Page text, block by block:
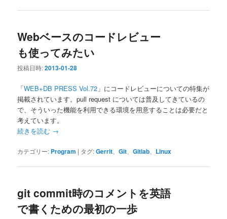
Webベースのコードレビュー
も使ってみたい
投稿日時:2013-01-28
「WEB+DB PRESS Vol.72 」にコードレビューについての特集が
掲載されています。pull request については普及してきているの
で、そういった機能を利用できる環境を用意することは必要だと
考えています。
続きを読む →
カテゴリー: Program | タグ:Gerrit 、Git 、Gitlab Linux
git commit時のコメントを英語
で書くための最初の一歩